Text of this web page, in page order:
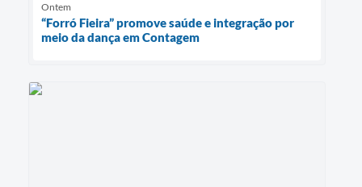
Ontem
“Forró Fieira” promove saúde e integração por
meio da dança em Contagem